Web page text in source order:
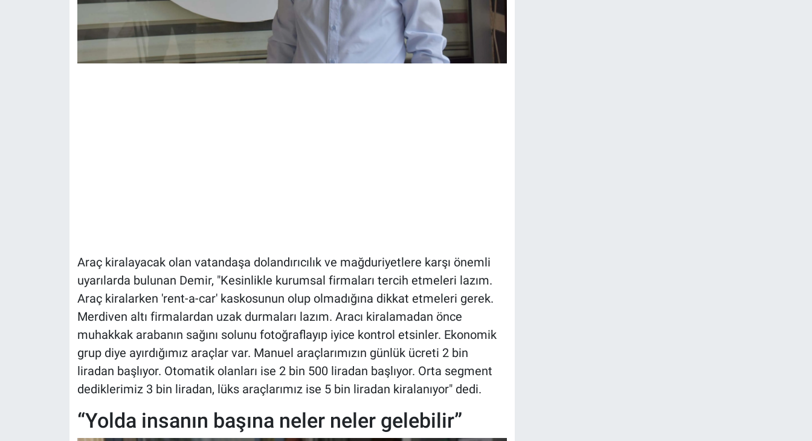
Araç kiralayacak olan vatandaşa dolandırıcılık ve mağduriyetlere karşı önemli
uyarılarda bulunan Demir, "Kesinlikle kurumsal firmaları tercih etmeleri lazım.
Araç kiralarken 'rent-a-car' kaskosunun olup olmadığına dikkat etmeleri gerek.
Merdiven altı firmalardan uzak durmaları lazım. Aracı kiralamadan önce
muhakkak arabanın sağını solunu fotoğraflayıp iyice kontrol etsinler. Ekonomik
grup diye ayırdığımız araçlar var. Manuel araçlarımızın günlük ücreti 2 bin
liradan başlıyor. Otomatik olanları ise 2 bin 500 liradan başlıyor. Orta segment
dediklerimiz 3 bin liradan, lüks araçlarımız ise 5 bin liradan kiralanıyor" dedi.
“Yolda insanın başına neler neler gelebilir”